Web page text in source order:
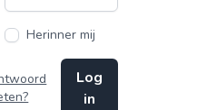
Herinner mij
Log
in